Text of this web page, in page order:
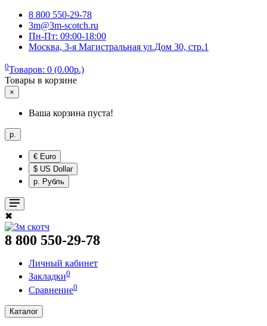
8 800 550-29-78
3m@3m-scotch.ru
Пн-Пт: 09:00-18:00
Москва, 3-я Магистральная ул.Дом 30, стр.1
0Товаров: 0 (0.00р.)
Товары в корзине
×
Ваша корзина пуста!
р.
€ Euro
$ US Dollar
р. Рубль
✖
8 800 550-29-78
Личный кабинет
Закладки0
Сравнение0
Каталог